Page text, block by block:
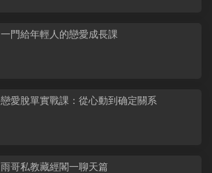
一門給年輕人的戀愛成長課
戀愛脫單實戰課：從心動到确定關系
雨哥私教藏經閣一聊天篇